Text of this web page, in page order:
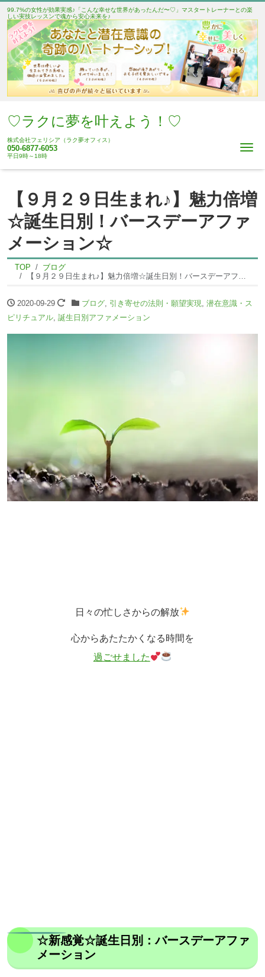
99.7%の女性が効果実感♪「こんな幸せな世界があったんだ〜♡」マスタートレーナーとの楽
しい実技レッスンで魂から安心未来を♪
♡ラクに夢を叶えよう！♡
株式会社フェリシア（ラク夢オフィス）
050-6877-6053
平日9時～18時
【９月２９日生まれ♪】魅力倍増
☆誕生日別！バースデーアファ
メーション☆
TOP
ブログ
【９月２９日生まれ♪】魅力倍増☆誕生日別！バースデーアファメーション☆
2020-09-29 ブログ, 引き寄せの法則・願望実現
潜在意識・ス
ピリチュアル 誕生日別アファメーション
日々の忙しさからの解放
心からあたたかくなる時間を
過ごせました
☆新感覚☆誕生日別：バースデーアファ
メーション